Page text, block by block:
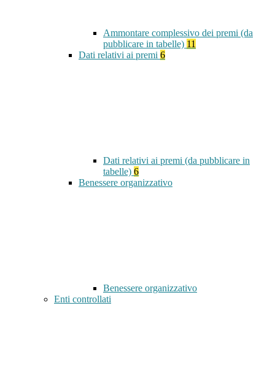
Ammontare complessivo dei premi (da
pubblicare in tabelle) 11
Dati relativi ai premi 6
Dati relativi ai premi (da pubblicare in
tabelle) 6
Benessere organizzativo
Benessere organizzativo
Enti controllati